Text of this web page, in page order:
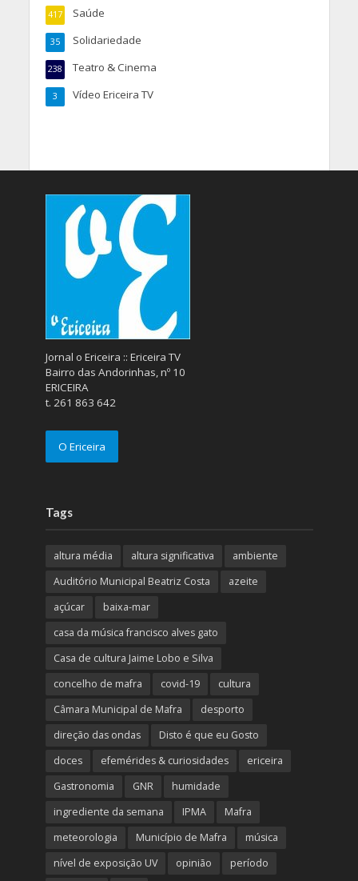
Saúde
417
Solidariedade
35
Teatro & Cinema
238
Vídeo Ericeira TV
3
Jornal o Ericeira :: Ericeira TV
Bairro das Andorinhas, nº 10
ERICEIRA
t. 261 863 642
O Ericeira
Tags
altura média altura significativa
ambiente
Auditório Municipal Beatriz Costa
azeite
açúcar
baixa-mar
casa da música francisco alves gato
Casa de cultura Jaime Lobo e Silva
concelho de mafra
covid-19
cultura
Câmara Municipal de Mafra
desporto
direção das ondas
Disto é que eu Gosto
doces
efemérides & curiosidades
ericeira
Gastronomia
GNR
humidade
ingrediente da semana
IPMA
Mafra
meteorologia
Município de Mafra
música
nível de exposição UV
opinião período